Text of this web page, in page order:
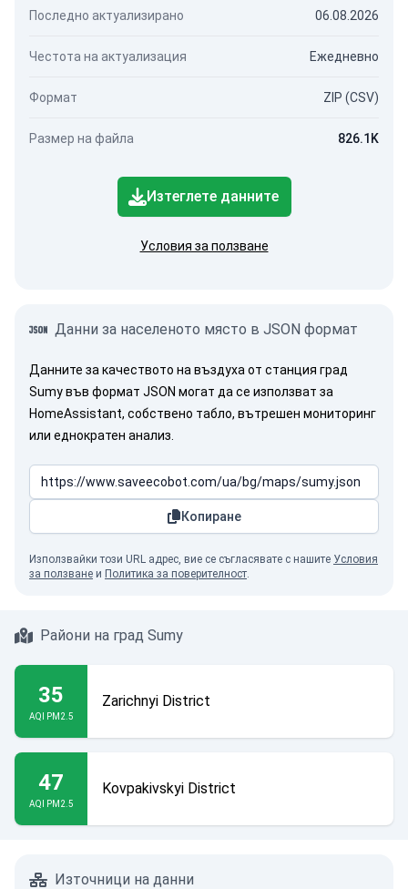
Последно актуализирано 06.08.2026
Честота на актуализация Ежедневно
Формат ZIP (CSV)
Размер на файла 826.1K
Изтеглете данните
Условия за ползване
Данни за населеното място в JSON формат
Данните за качеството на въздуха от станция град
Sumy във формат JSON могат да се използват за
HomeAssistant, собствено табло, вътрешен мониторинг
или еднократен анализ.
Копиране
Използвайки този URL адрес, вие се съгласявате с нашите Условия
за ползване и Политика за поверителност.
Райони на град Sumy
35
AQI PM2.5
Zarichnyi District
47
AQI PM2.5
Kovpakivskyi District
Източници на данни